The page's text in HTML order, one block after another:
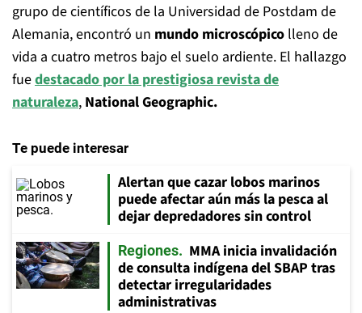
grupo de científicos de la Universidad de Postdam de
Alemania, encontró un mundo microscópico lleno de
vida a cuatro metros bajo el suelo ardiente. El hallazgo
fuedestacado por la prestigiosa revista de
naturaleza, National Geographic.
Te puede interesar
Alertan que cazar lobos marinos
puede afectar aún más la pesca al
dejar depredadores sin control
Regiones
MMA inicia invalidación
de consulta indígena del SBAP tras
detectar irregularidades
administrativas